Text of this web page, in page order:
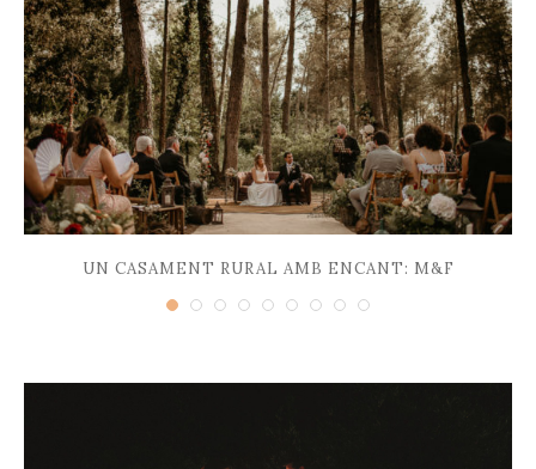
UN CASAMENT RURAL AMB ENCANT: M&F